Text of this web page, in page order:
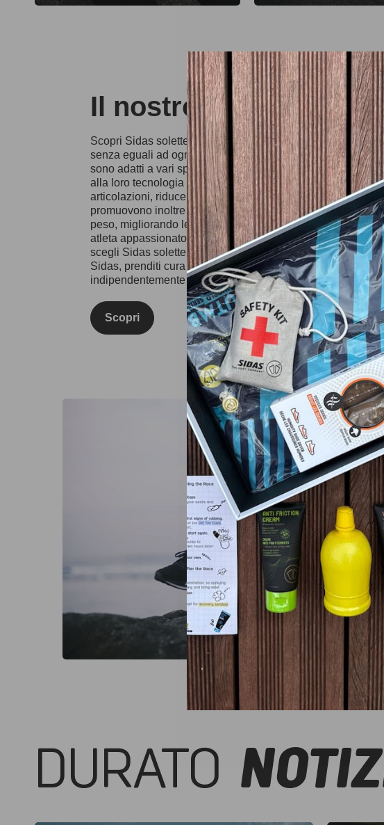
Il nostro Sidas solette
Scopri Sidas solette, progettate per fornire un supporto
senza eguali ad ogni passo. Fatto da high-materiali di
sono adatti a vari sport e attività, che vanno dal tennis allo
alla loro tecnologia di assorbimento degli urti, riducono
articolazioni, riducendo così al minimo il rischio di lesioni.
promuovono inoltre una migliore postura e una
peso, migliorando le prestazioni atletiche e il comfort
atleta appassionato o semplicemente cerchi un migliore
scegli Sidas solette per un'esperienza di camminata e
Sidas, prenditi cura dei tuoi piedi e rimani al top del tuo
indipendentemente dall'attività!
Scopri
DURATO